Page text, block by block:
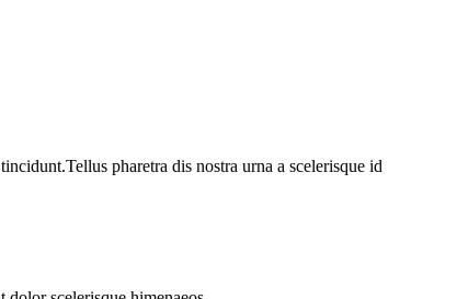
pharetra dis nostra urna a scelerisque id